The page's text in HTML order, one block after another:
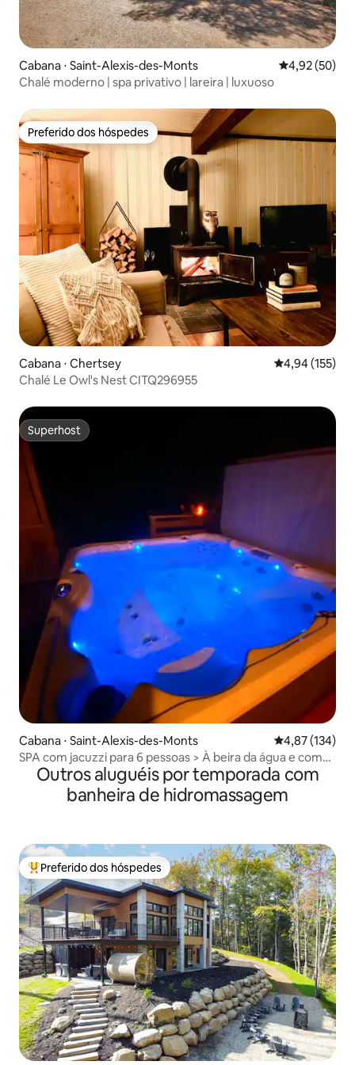
Cabana ⋅ Saint-Alexis-des-Monts 4,92 de uma
4,92 (50)
Chalé moderno | spa privativo | lareira | luxuoso
Preferido dos hóspedes
Preferido dos hóspedes
Cabana ⋅ Chertsey 4,94 de uma
4,94 (155)
Chalé Le Owl's Nest CITQ296955
Superhost
Superhost
Cabana ⋅ Saint-Alexis-des-Monts 4,87 de uma
4,87 (134)
SPA com jacuzzi para 6 pessoas > À beira da água e com
lareira externa
Outros aluguéis por temporada com
banheira de hidromassagem
Entre os melhores preferidos dos hóspedes
Preferido dos hóspedes